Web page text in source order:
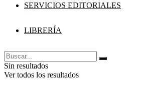
SERVICIOS EDITORIALES
LIBRERÍA
Sin resultados
Ver todos los resultados